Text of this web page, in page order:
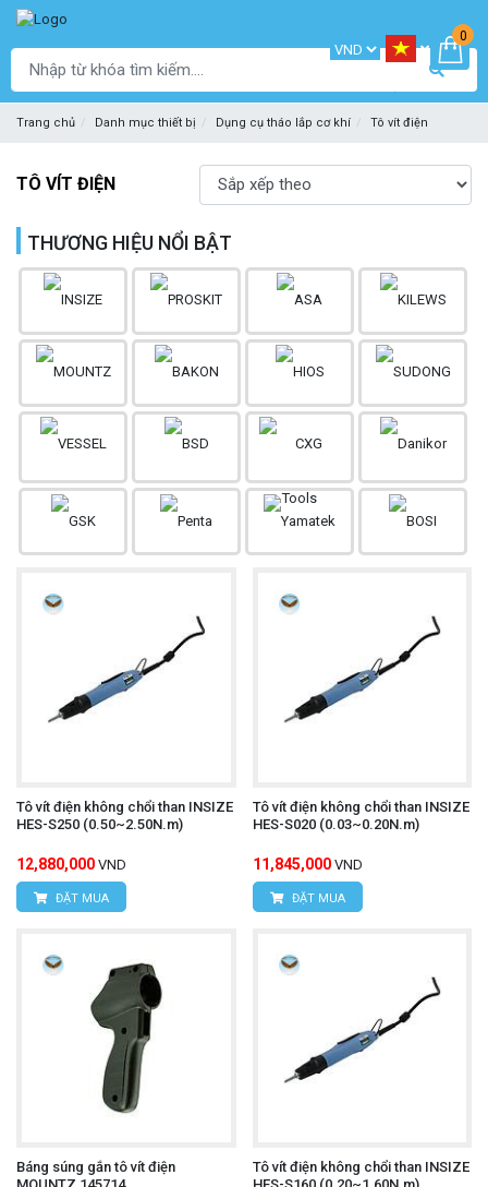
0
Trang chủ Danh mục thiết bị Dụng cụ tháo lắp cơ khí Tô vít điện
TÔ VÍT ĐIỆN
THƯƠNG HIỆU NỔI BẬT
Tô vít điện không chổi than INSIZE
HES-S250 (0.50~2.50N.m)
12,880,000 VND
ĐẶT MUA
Tô vít điện không chổi than INSIZE
HES-S020 (0.03~0.20N.m)
11,845,000 VND
ĐẶT MUA
Báng súng gắn tô vít điện
Tô vít điện không chổi than INSIZE